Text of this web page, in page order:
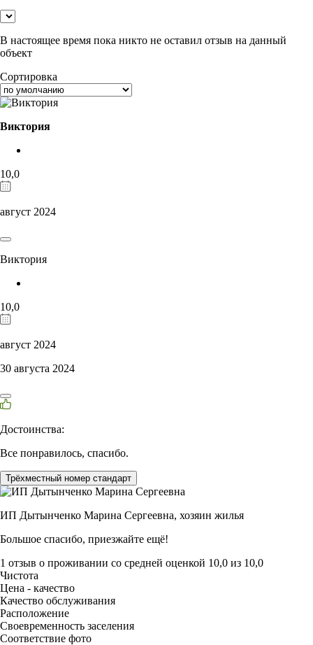
В настоящее время пока никто не оставил отзыв на данный
объект
Сортировка
Виктория
10,0
август 2024
Виктория
10,0
август 2024
30 августа 2024
Достоинства:
Все понравилось, спасибо.
Трёхместный номер стандарт
ИП Дытынченко Марина Сергеевна, хозяин жилья
Большое спасибо, приезжайте ещё!
1 отзыв о проживании со средней оценкой 10,0 из 10,0
Чистота
Цена - качество
Качество обслуживания
Расположение
Своевременность заселения
Соответствие фото